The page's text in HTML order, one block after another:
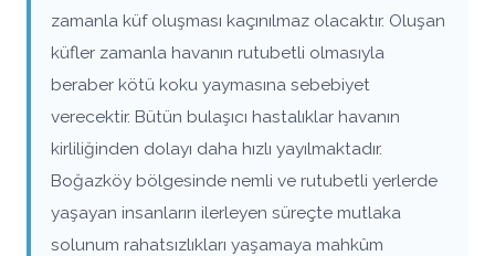
zamanla küf oluşması kaçınılmaz olacaktır. Oluşan
küfler zamanla havanın rutubetli olmasıyla
beraber kötü koku yaymasına sebebiyet
verecektir. Bütün bulaşıcı hastalıklar havanın
kirliliğinden dolayı daha hızlı yayılmaktadır.
Boğazköy bölgesinde nemli ve rutubetli yerlerde
yaşayan insanların ilerleyen süreçte mutlaka
solunum rahatsızlıkları yaşamaya mahkûm